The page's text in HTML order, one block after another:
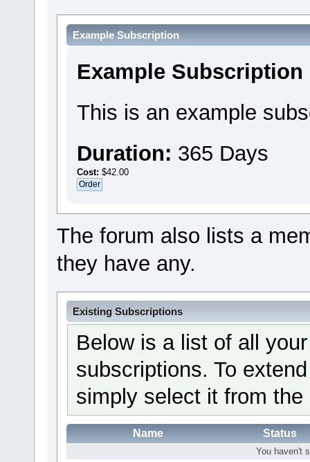
Example Subscription
Example Subscription
This is an example
Duration: 365 Days
Cost: $42.00
The forum also lists a
they have any.
Existing Subscriptions
Below is a list of all
subscriptions. To
simply select it from
Name Status
You haven't